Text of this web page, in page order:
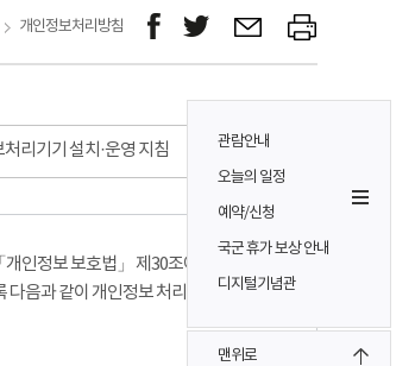
관람안내
오늘의 일정
예약/신청
국군 휴가 보상 안내
디지털기념관
맨위로
개인정보처리방침
리기기 설치·운영 지침
인정보 보호법」 제30조에 따라
다음과 같이 개인정보 처리방침을